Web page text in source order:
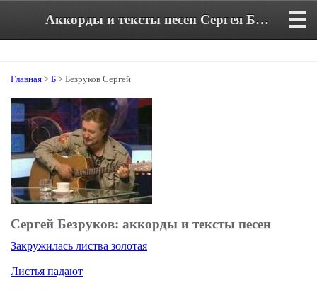
Аккорды и тексты песен Сергея Безрукова
Главная > Б > Безруков Сергей
Сергей Безруков: аккорды и тексты песен
Закружилась листва золотая
Листья падают